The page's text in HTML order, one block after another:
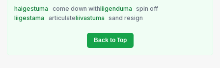
haigestuma come down withliigenduma
spin off
liigestama
articulateliivastuma sand resign
Back to Top